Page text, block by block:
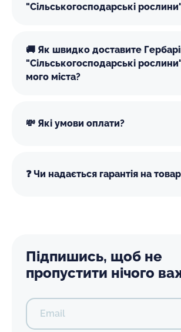
"Сільськогосподарські
🚚 Як швидко доставите
"Сільськогосподарські
мого міста?
💸 Які умови оплати?
❓ Чи надається гарантія на
Підпишись, щоб не
пропустити нічого
Email